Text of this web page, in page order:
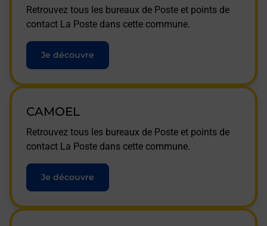
Retrouvez tous les bureaux de Poste et points de
contact La Poste dans cette commune.
Je découvre
CAMOEL
Retrouvez tous les bureaux de Poste et points de
contact La Poste dans cette commune.
Je découvre